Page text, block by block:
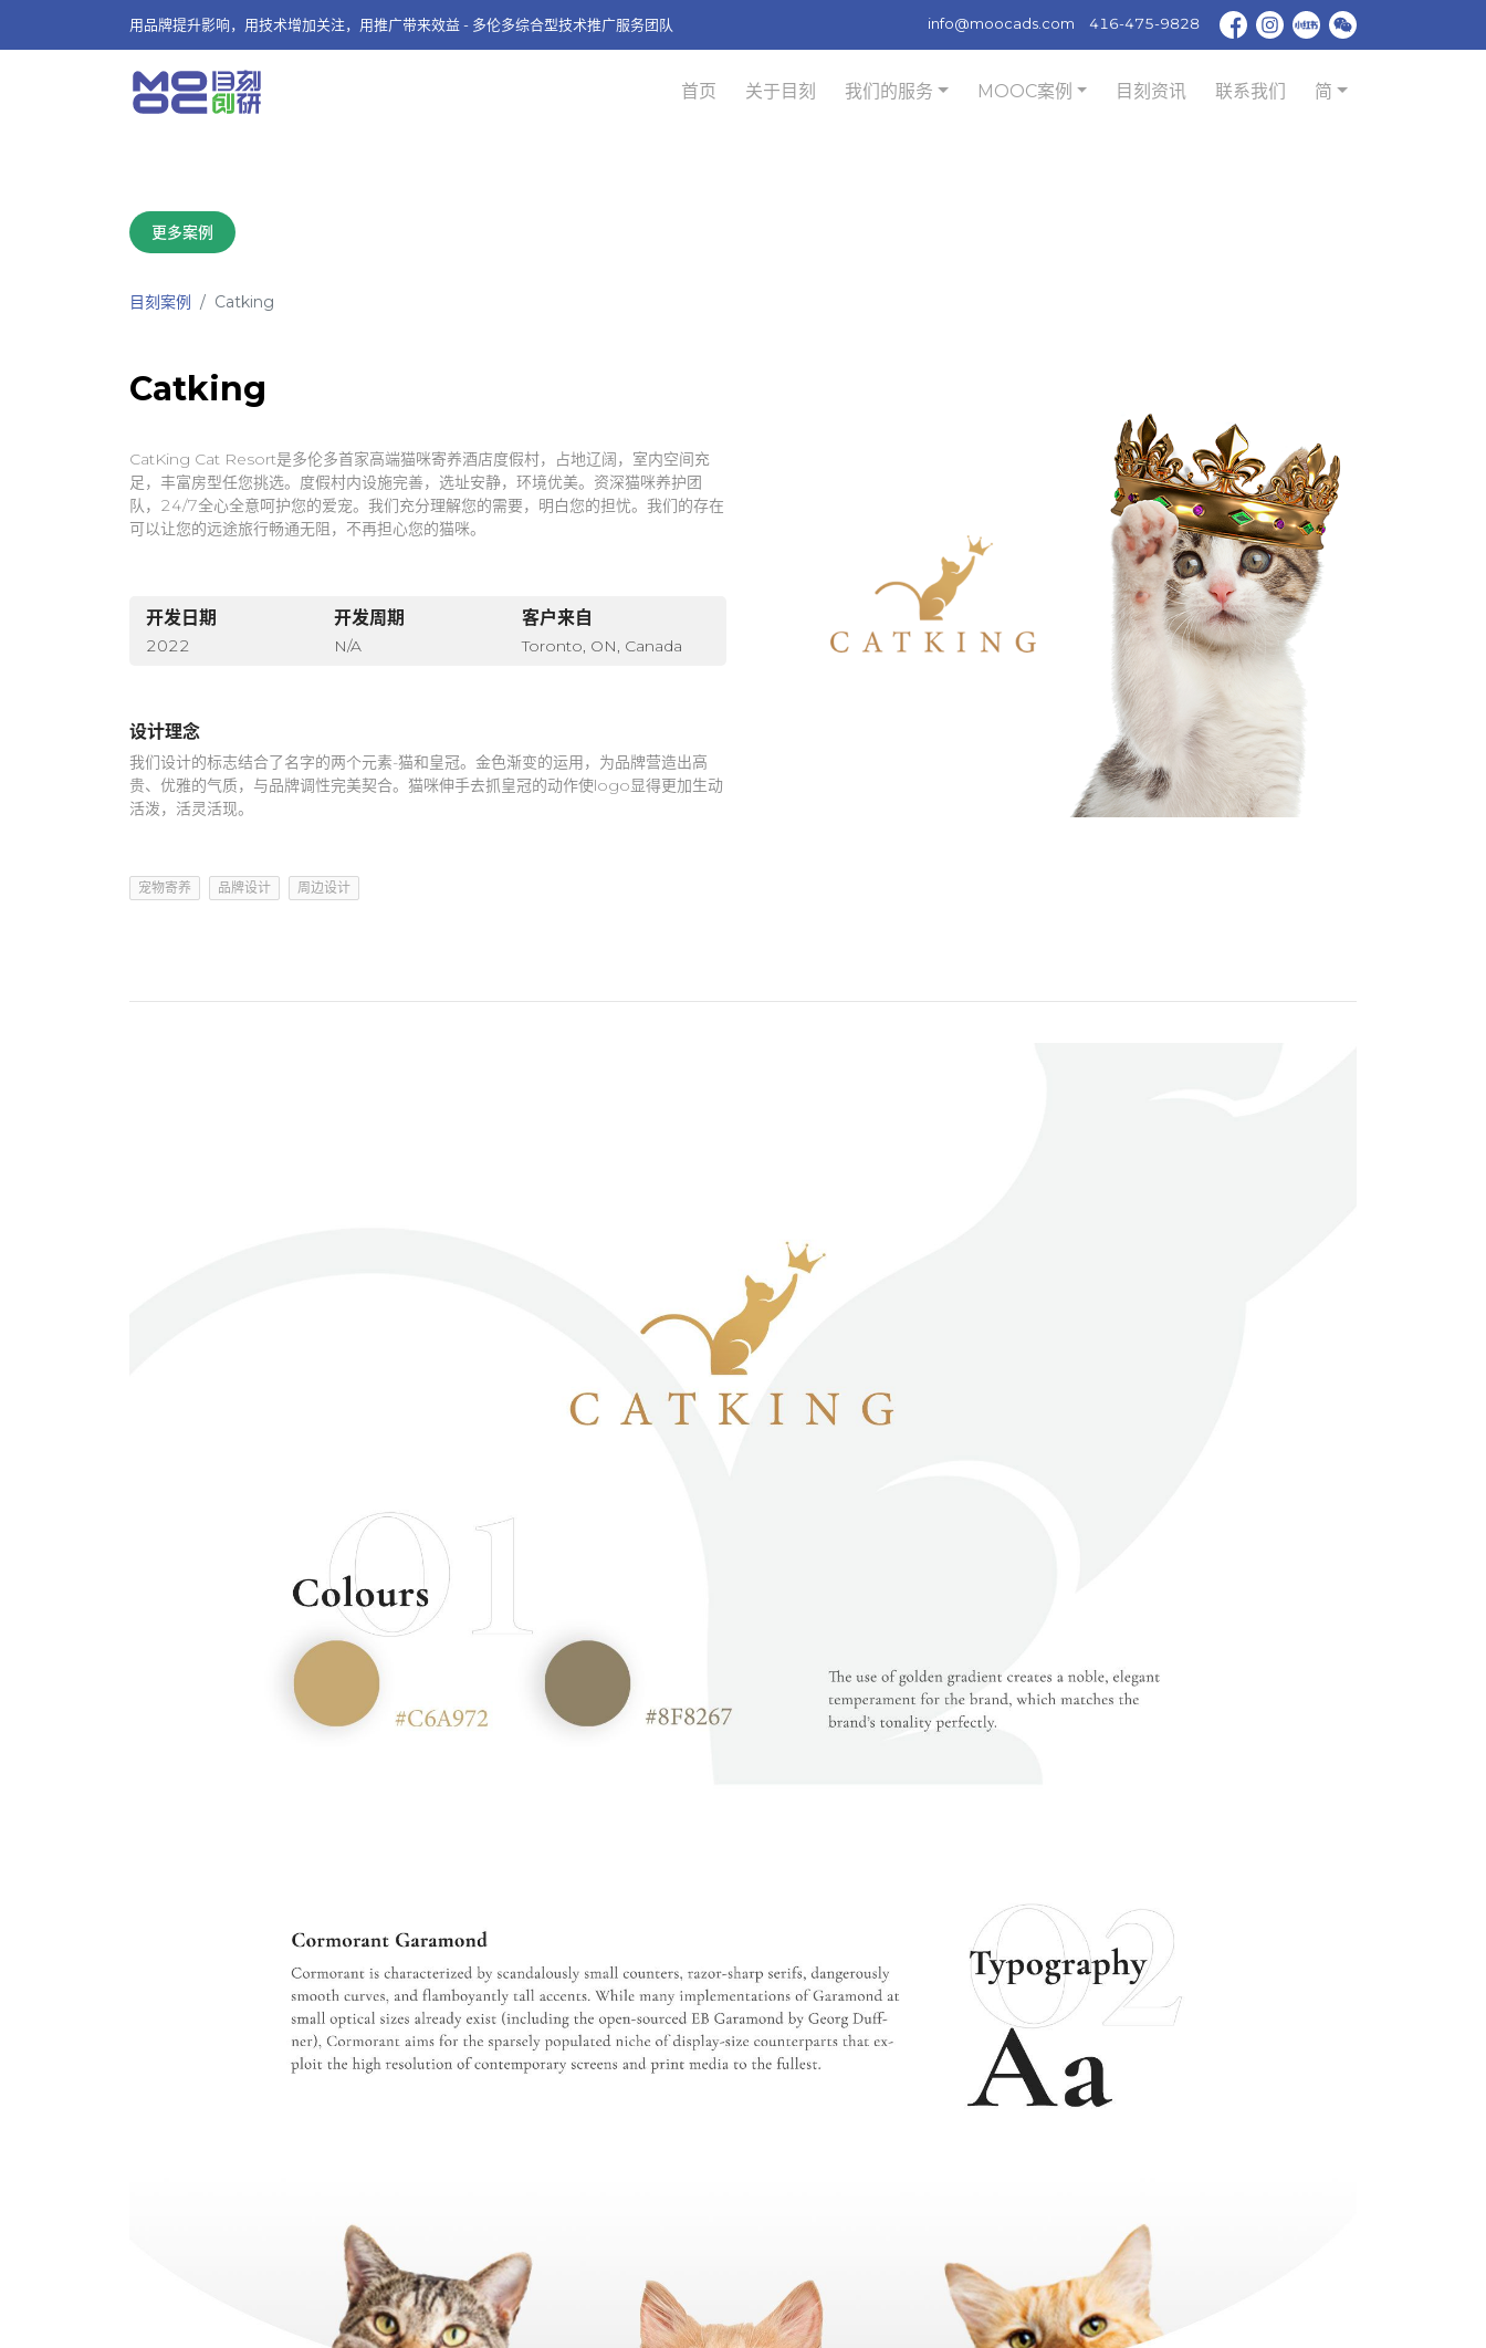
用品牌提升影响，用技术增加关注，用推广带来效益 - 多伦多综合型技术推广服务团队 info@moocads.com 416-475-9828
首页 关于目刻 我们的服务 MOOC案例 目刻资讯 联系我们 简
更多案例
目刻案例 Catking
Catking
CatKing Cat Resort是多伦多首家高端猫咪寄养酒店度假村，占地辽阔，室内空间充
足，丰富房型任您挑选。度假村内设施完善，选址安静，环境优美。资深猫咪养护团
队，24/7全心全意呵护您的爱宠。我们充分理解您的需要，明白您的担忧。我们的存在
可以让您的远途旅行畅通无阻，不再担心您的猫咪。
开发日期
2022
开发周期
N/A
客户来自
Toronto, ON, Canada
设计理念
我们设计的标志结合了名字的两个元素-猫和皇冠。金色渐变的运用，为品牌营造出高
贵、优雅的气质，与品牌调性完美契合。猫咪伸手去抓皇冠的动作使logo显得更加生动
活泼，活灵活现。
宠物寄养 品牌设计 周边设计